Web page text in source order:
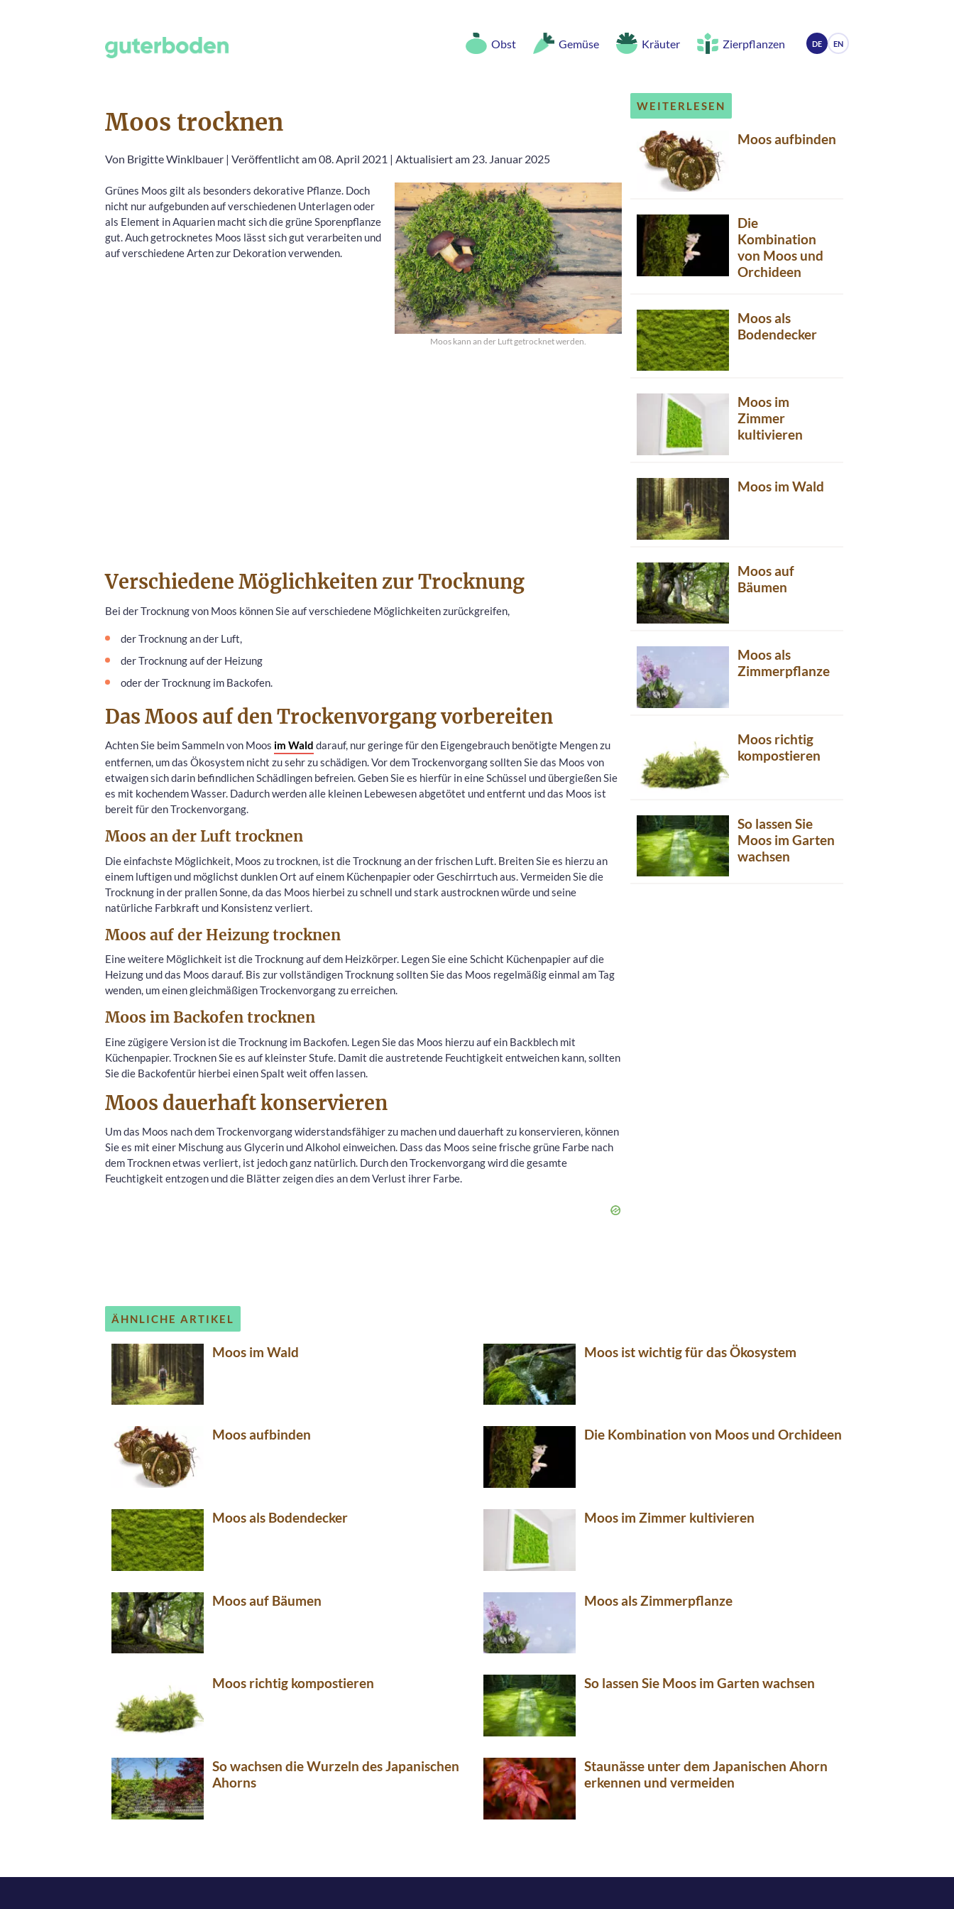
Obst Gemüse Kräuter Zierpflanzen DE EN
Moos trocknen
Von Brigitte Winklbauer | Veröffentlicht am 08. April 2021 | Aktualisiert am 23. Januar 2025
Moos kann an der Luft getrocknet werden.
Grünes Moos gilt als besonders dekorative Pflanze. Doch
nicht nur aufgebunden auf verschiedenen Unterlagen oder
als Element in Aquarien macht sich die grüne Sporenpflanze
gut. Auch getrocknetes Moos lässt sich gut verarbeiten und
auf verschiedene Arten zur Dekoration verwenden.
Verschiedene Möglichkeiten zur Trocknung
Bei der Trocknung von Moos können Sie auf verschiedene Möglichkeiten zurückgreifen,
der Trocknung an der Luft,
der Trocknung auf der Heizung
oder der Trocknung im Backofen.
Das Moos auf den Trockenvorgang vorbereiten
Achten Sie beim Sammeln von Moos im Wald darauf, nur geringe für den Eigengebrauch benötigte Mengen zu
entfernen, um das Ökosystem nicht zu sehr zu schädigen. Vor dem Trockenvorgang sollten Sie das Moos von
etwaigen sich darin befindlichen Schädlingen befreien. Geben Sie es hierfür in eine Schüssel und übergießen Sie
es mit kochendem Wasser. Dadurch werden alle kleinen Lebewesen abgetötet und entfernt und das Moos ist
bereit für den Trockenvorgang.
Moos an der Luft trocknen
Die einfachste Möglichkeit, Moos zu trocknen, ist die Trocknung an der frischen Luft. Breiten Sie es hierzu an
einem luftigen und möglichst dunklen Ort auf einem Küchenpapier oder Geschirrtuch aus. Vermeiden Sie die
Trocknung in der prallen Sonne, da das Moos hierbei zu schnell und stark austrocknen würde und seine
natürliche Farbkraft und Konsistenz verliert.
Moos auf der Heizung trocknen
Eine weitere Möglichkeit ist die Trocknung auf dem Heizkörper. Legen Sie eine Schicht Küchenpapier auf die
Heizung und das Moos darauf. Bis zur vollständigen Trocknung sollten Sie das Moos regelmäßig einmal am Tag
wenden, um einen gleichmäßigen Trockenvorgang zu erreichen.
Moos im Backofen trocknen
Eine zügigere Version ist die Trocknung im Backofen. Legen Sie das Moos hierzu auf ein Backblech mit
Küchenpapier. Trocknen Sie es auf kleinster Stufe. Damit die austretende Feuchtigkeit entweichen kann, sollten
Sie die Backofentür hierbei einen Spalt weit offen lassen.
Moos dauerhaft konservieren
Um das Moos nach dem Trockenvorgang widerstandsfähiger zu machen und dauerhaft zu konservieren, können
Sie es mit einer Mischung aus Glycerin und Alkohol einweichen. Dass das Moos seine frische grüne Farbe nach
dem Trocknen etwas verliert, ist jedoch ganz natürlich. Durch den Trockenvorgang wird die gesamte
Feuchtigkeit entzogen und die Blätter zeigen dies an dem Verlust ihrer Farbe.
WEITERLESEN
Moos aufbinden
Die
Kombination
von Moos und
Orchideen
Moos als
Bodendecker
Moos im
Zimmer
kultivieren
Moos im Wald
Moos auf
Bäumen
Moos als
Zimmerpflanze
Moos richtig
kompostieren
So lassen Sie
Moos im Garten
wachsen
ÄHNLICHE ARTIKEL
Moos im Wald Moos ist wichtig für das Ökosystem
Moos aufbinden Die Kombination von Moos und Orchideen
Moos als Bodendecker Moos im Zimmer kultivieren
Moos auf Bäumen Moos als Zimmerpflanze
Moos richtig kompostieren So lassen Sie Moos im Garten wachsen
So wachsen die Wurzeln des Japanischen
Ahorns
Staunässe unter dem Japanischen Ahorn
erkennen und vermeiden